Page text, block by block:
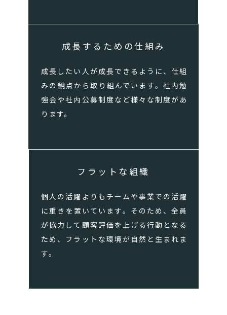
成長するための仕組み
成長したい人が成長できるように、仕組
みの観点から取り組んでいます。社内勉
強会や社内公募制度など様々な制度があ
ります。
フラットな組織
個人の活躍よりもチームや事業での活躍
に重きを置いています。そのため、全員
が協力して顧客評価を上げる行動となる
ため、フラットな環境が自然と生まれま
す。